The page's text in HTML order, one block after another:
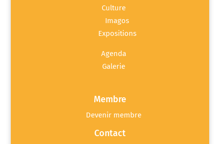
Culture
Imagos
Expositions
Agenda
Galerie
Membre
Devenir membre
Contact